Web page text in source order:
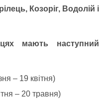
Козоріг, Водолій і
мають наступний
– 19 квітня)
– 20 травня)